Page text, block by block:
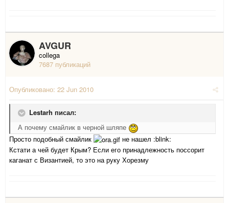
AVGUR
collega
7687 публикаций
Опубликовано: 22 Jun 2010
Lestarh писал:
А почему смайлик в черной шляпе
Просто подобный смайлик
не нашел :blink:
Кстати а чей будет Крым? Если его принадлежность поссорит
каганат с Византией, то это на руку Хорезму